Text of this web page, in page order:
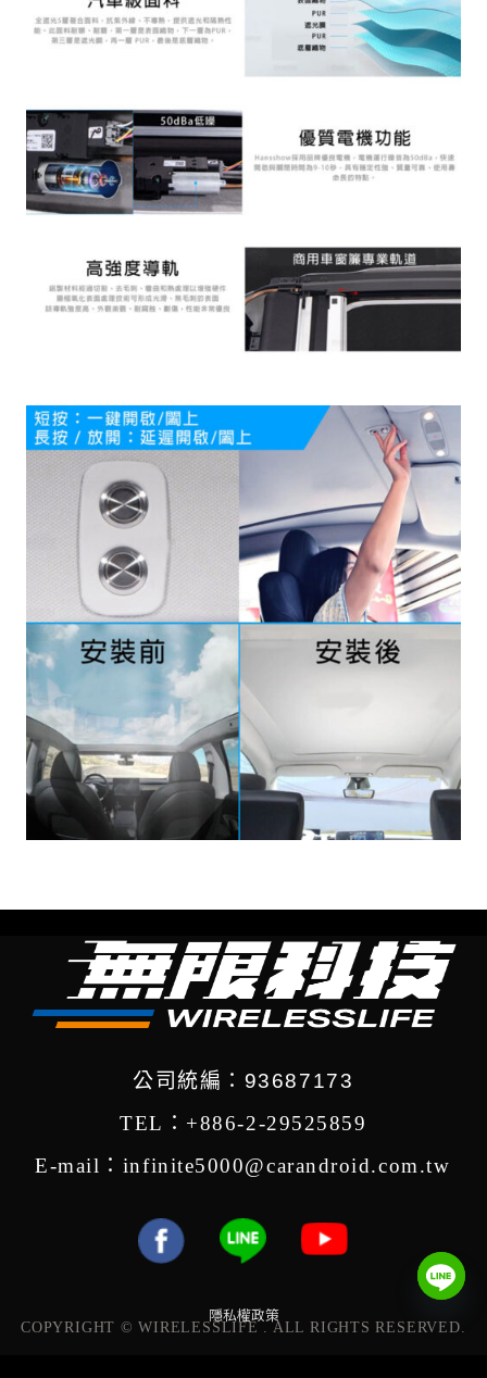
公司統編：93687173
TEL：+886-2-29525859
E-mail：infinite5000@carandroid.com.tw
COPYRIGHT © WIRELESSLIFE . ALL RIGHTS RESERVED.
隱私權政策